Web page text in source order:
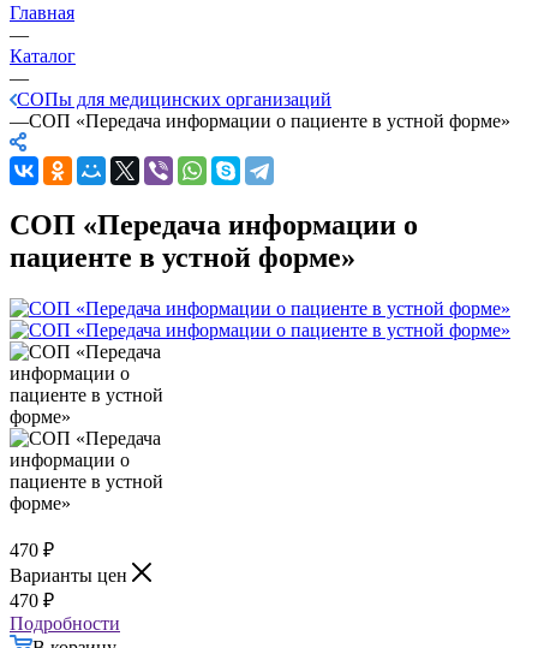
Главная
—
Каталог
—
СОПы для медицинских организаций
—СОП «Передача информации о пациенте в устной форме»
СОП «Передача информации о
пациенте в устной форме»
470 ₽
Варианты цен
470 ₽
Подробности